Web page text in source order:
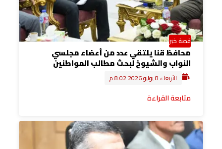
قصة خبر
محافظ قنا يلتقي عدد من أعضاء مجلسي
النواب والشيوخ لبحث مطالب المواطنين
الأربعاء 8 يوليو 2026 8:02 م
متابعة القراءة